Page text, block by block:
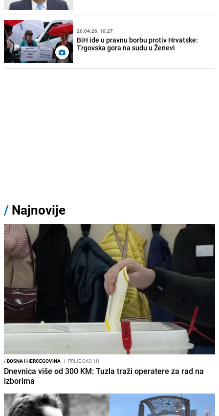
20.04.26. 10:27
BiH ide u pravnu borbu protiv Hrvatske:
Trgovska gora na sudu u Ženevi
/ Najnovije
/BOSNA I HERCEGOVINA I PRIJE OKO 1H
Dnevnica više od 300 KM: Tuzla traži operatere za rad na
izborima